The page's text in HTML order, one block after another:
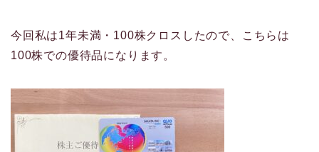
今回私は1年未満・100株クロスしたので、こちらは
100株での優待品になります。